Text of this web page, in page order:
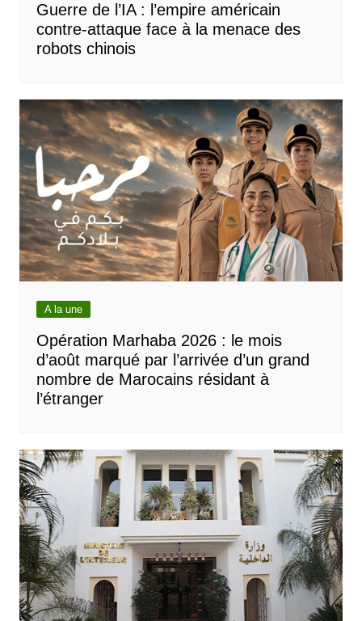
Guerre de l’IA : l’empire américain
contre-attaque face à la menace des
robots chinois
A la une
Opération Marhaba 2026 : le mois
d’août marqué par l’arrivée d’un grand
nombre de Marocains résidant à
l’étranger